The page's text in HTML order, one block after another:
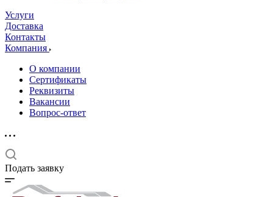
Услуги
Доставка
Контакты
Компания
О компании
Сертификаты
Реквизиты
Вакансии
Вопрос-ответ
Подать заявку